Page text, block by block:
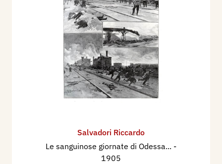
Salvadori Riccardo
Le sanguinose giornate di Odessa... -
1905